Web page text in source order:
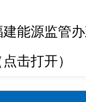
建能源监管
击打开）